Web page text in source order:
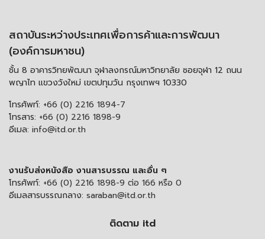
สถาบันระหว่างประเทศเพื่อการค้าและการพัฒนา
(องค์การมหาชน)
ชั้น 8 อาคารวิทยพัฒนา จุฬาลงกรณ์มหาวิทยาลัย ซอยจุฬา 12 ถนน
พญาไท แขวงวังใหม่ เขตปทุมวัน กรุงเทพฯ 10330
โทรศัพท์: +66 (0) 2216 1894-7
โทรสาร: +66 (0) 2216 1898-9
อีเมล: info@itd.or.th
งานรับส่งหนังสือ งานสารบรรณ และอื่น ๆ
โทรศัพท์: +66 (0) 2216 1898-9 ต่อ 166 หรือ 0
อีเมลสารบรรณกลาง: saraban@itd.or.th
ติดตาม itd